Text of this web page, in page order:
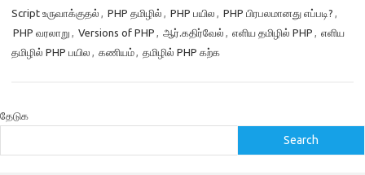
Script உருவாக்குதல்
PHP தமிழில் PHP பயில PHP பிரபலமானது எப்படி?
PHP வரலாறு
Versions of PHP ஆர்.கதிர்வேல் எளிய தமிழில் PHP
எளிய
தமிழில் PHP பயில
கணியம் தமிழில் PHP கற்க
தேடுக
Search